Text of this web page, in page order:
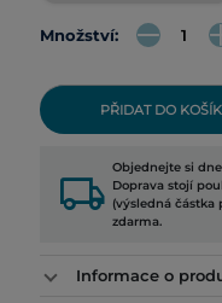
Množství:
PŘIDAT DO
local_shipping Objednejte si
Doprava stojí
(výsledná částka
zdarma.
Informace o